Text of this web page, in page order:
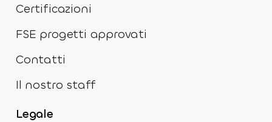
Certificazioni
FSE progetti approvati
Contatti
Il nostro staff
Legale